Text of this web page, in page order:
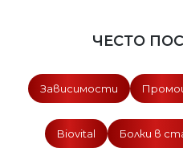
ЧЕСТО
Зависимости
Biovital Болки в